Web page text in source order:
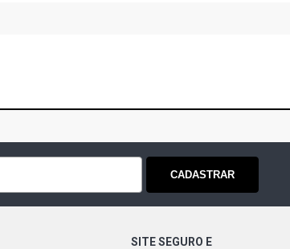
CADASTRAR
SITE SEGURO E